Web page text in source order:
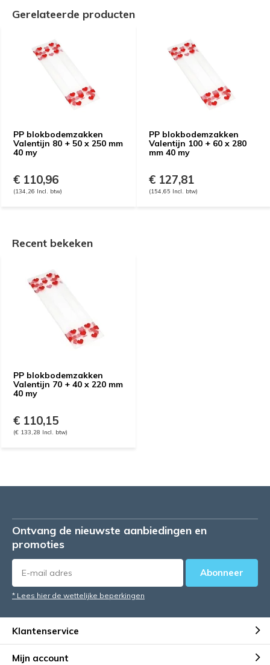
Gerelateerde producten
PP blokbodemzakken
Valentijn 80 + 50 x 250 mm
40 my
€ 110,96
(134,26 Incl. btw)
PP blokbodemzakken
Valentijn 100 + 60 x 280
mm 40 my
€ 127,81
(154,65 Incl. btw)
Recent bekeken
PP blokbodemzakken
Valentijn 70 + 40 x 220 mm
40 my
€ 110,15
(€ 133,28 Incl. btw)
Ontvang de nieuwste aanbiedingen en
promoties
Abonneer
* Lees hier de wettelijke beperkingen
Klantenservice
Mijn account